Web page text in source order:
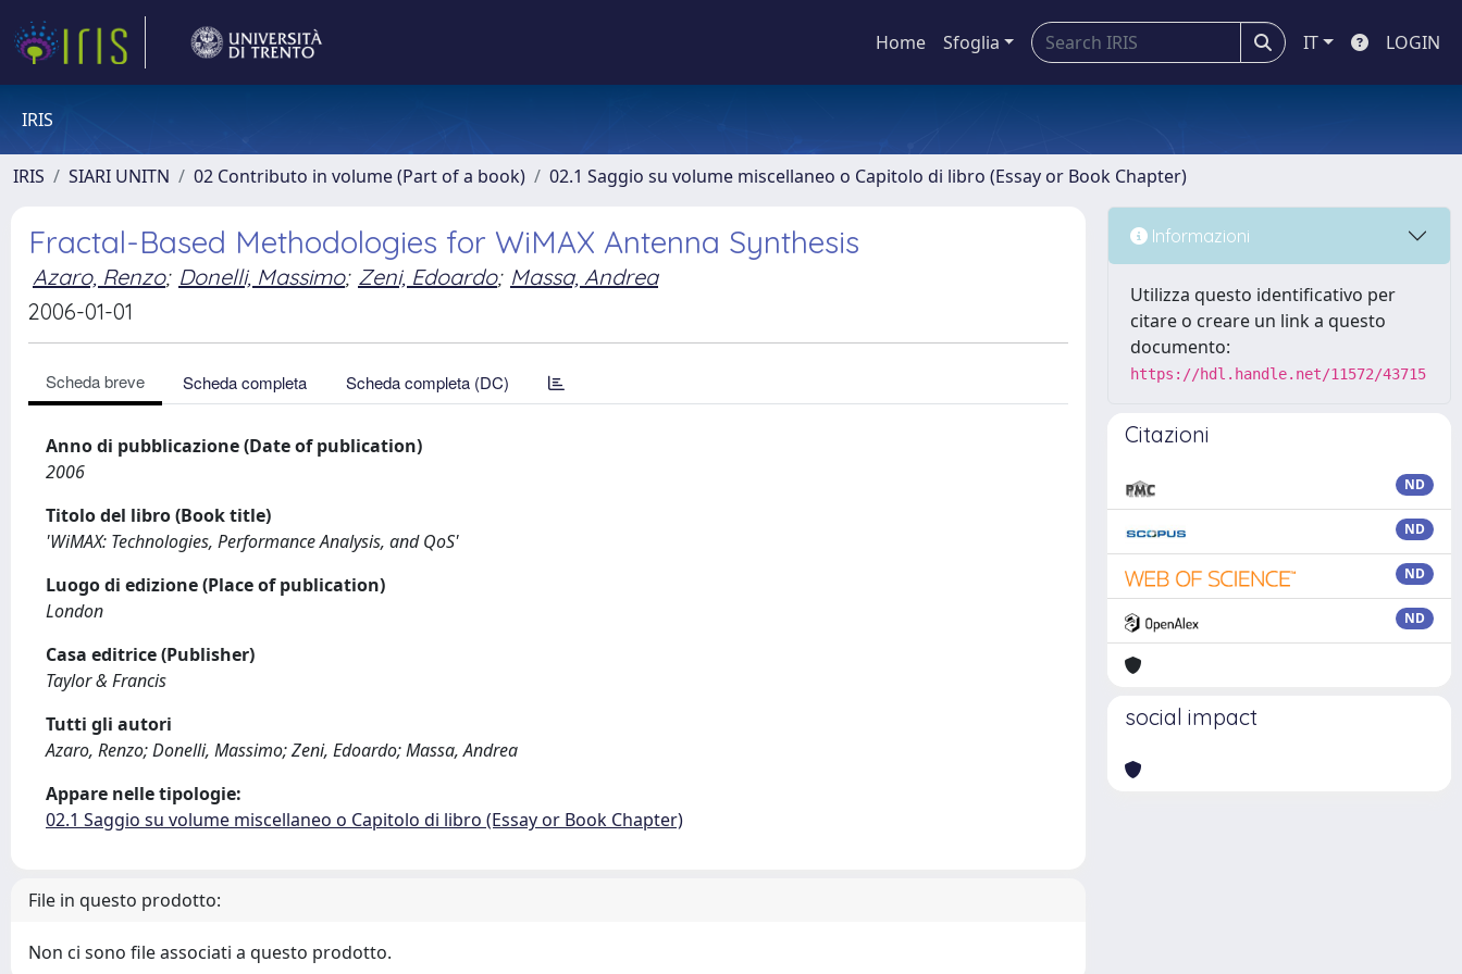
Home Sfoglia IT LOGIN
IRIS
IRIS SIARI UNITN 02 Contributo in volume (Part of a book) 02.1 Saggio su volume miscellaneo o Capitolo di libro (Essay or Book Chapter)
Fractal-Based Methodologies for WiMAX Antenna Synthesis
Azaro, Renzo; Donelli, Massimo; Zeni, Edoardo; Massa, Andrea
2006-01-01
Scheda breve Scheda completa Scheda completa (DC)
Anno di pubblicazione (Date of publication)
2006
Titolo del libro (Book title)
'WiMAX: Technologies, Performance Analysis, and QoS'
Luogo di edizione (Place of publication)
London
Casa editrice (Publisher)
Taylor & Francis
Tutti gli autori
Azaro, Renzo; Donelli, Massimo; Zeni, Edoardo; Massa, Andrea
Appare nelle tipologie:
02.1 Saggio su volume miscellaneo o Capitolo di libro (Essay or Book Chapter)
File in questo prodotto:
Non ci sono file associati a questo prodotto.
Informazioni
Utilizza questo identificativo per
citare o creare un link a questo
documento:
https://hdl.handle.net/11572/43715
Citazioni
ND
ND
ND
ND
social impact